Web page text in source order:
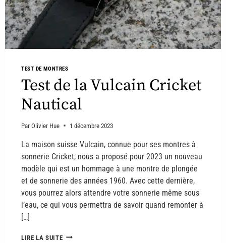
TEST DE MONTRES
Test de la Vulcain Cricket
Nautical
Par Olivier Hue 1 décembre 2023
La maison suisse Vulcain, connue pour ses montres à
sonnerie Cricket, nous a proposé pour 2023 un nouveau
modèle qui est un hommage à une montre de plongée
et de sonnerie des années 1960. Avec cette dernière,
vous pourrez alors attendre votre sonnerie même sous
l’eau, ce qui vous permettra de savoir quand remonter à
[…]
LIRE LA SUITE